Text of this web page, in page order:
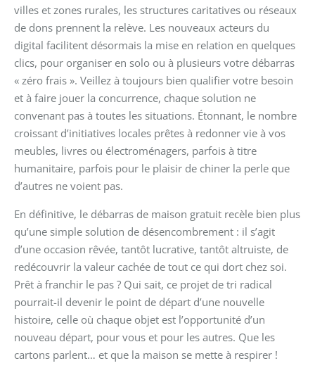
villes et zones rurales, les structures caritatives ou réseaux
de dons prennent la relève. Les nouveaux acteurs du
digital facilitent désormais la mise en relation en quelques
clics, pour organiser en solo ou à plusieurs votre débarras
« zéro frais ». Veillez à toujours bien qualifier votre besoin
et à faire jouer la concurrence, chaque solution ne
convenant pas à toutes les situations. Étonnant, le nombre
croissant d’initiatives locales prêtes à redonner vie à vos
meubles, livres ou électroménagers, parfois à titre
humanitaire, parfois pour le plaisir de chiner la perle que
d’autres ne voient pas.
En définitive, le débarras de maison gratuit recèle bien plus
qu’une simple solution de désencombrement : il s’agit
d’une occasion rêvée, tantôt lucrative, tantôt altruiste, de
redécouvrir la valeur cachée de tout ce qui dort chez soi.
Prêt à franchir le pas ? Qui sait, ce projet de tri radical
pourrait-il devenir le point de départ d’une nouvelle
histoire, celle où chaque objet est l’opportunité d’un
nouveau départ, pour vous et pour les autres. Que les
cartons parlent… et que la maison se mette à respirer !